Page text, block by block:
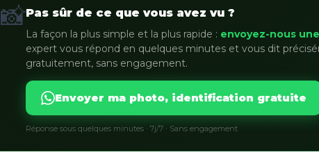
📸Pas sûr de ce que vous avez vu ?
La façon la plus simple et la plus rapide : envoyez-nous
expert vous répond en quelques minutes et vous dit
gratuitement, sans engagement.
Envoyer ma photo, identification gratuite
Réponse sous quelques minutes · 7j/7 · Sans engagement